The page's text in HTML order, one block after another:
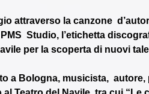
attraverso la canzone
Studio, l’etichetta
per la scoperta di nuovi
a Bologna, musicista,